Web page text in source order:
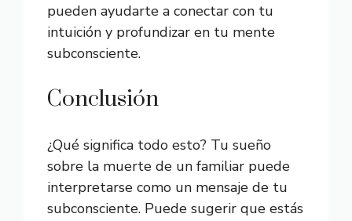
pueden ayudarte a conectar con tu
intuición y profundizar en tu mente
subconsciente.
Conclusión
¿Qué significa todo esto? Tu sueño
sobre la muerte de un familiar puede
interpretarse como un mensaje de tu
subconsciente. Puede sugerir que estás